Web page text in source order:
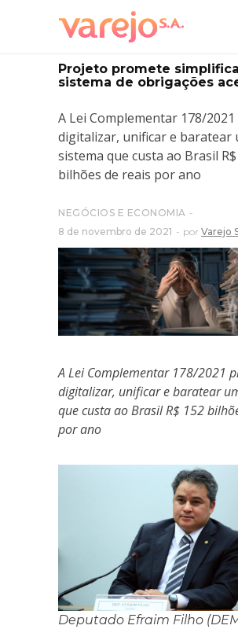
Projeto promete
sistema de obrigações
A Lei Complementar 178/
digitalizar, unificar e baratear
sistema que custa ao Brasil
bilhões de reais por ano
NEGÓCIOS E ECONOMIA
8 de novembro de 2021
por Varejo
A Lei Complementar 178/2021
digitalizar, unificar e baratear
que custa ao Brasil R$ 152
por ano
Deputado Efraim Filho